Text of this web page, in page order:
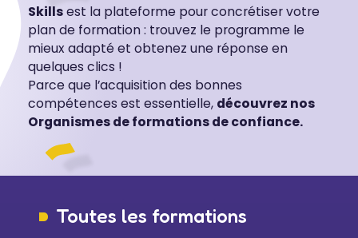
Skillsest la plateforme pour concrétiser votre
plan de formation : trouvez le programme le
mieux adapté et obtenez une réponse en
quelques clics !
Parce que l’acquisition des bonnes
compétences est essentielle, découvrez nos
Organismes de formations de confiance.
Toutes les formations